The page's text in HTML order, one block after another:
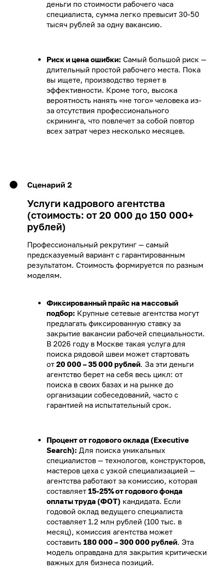
деньги по стоимости рабочего часа
специалиста, сумма легко превысит 30-50
тысяч рублей за одну вакансию.
Риск и цена ошибки: Самый большой риск —
длительный простой рабочего места. Пока
вы ищете, производство теряет в
эффективности. Кроме того, высока
вероятность нанять «не того» человека из-
за отсутствия профессионального
скрининга, что повлечет за собой повтор
всех затрат через несколько месяцев.
Сценарий 2
Услуги кадрового агентства
(стоимость: от 20 000 до 150 000+
рублей)
Профессиональный рекрутинг — самый
предсказуемый вариант с гарантированным
результатом. Стоимость формируется по разным
моделям.
Фиксированный прайс на массовый
подбор: Крупные сетевые агентства могут
предлагать фиксированную ставку за
закрытие вакансии рабочей специальности.
В 2026 году в Москве такая услуга для
поиска рядовой швеи может стартовать
от 20 000 – 35 000 рублей. За эти деньги
агентство берет на себя весь цикл: от
поиска в своих базах и на рынке до
организации собеседований, часто с
гарантией на испытательный срок.
Процент от годового оклада (Executive
Search): Для поиска уникальных
специалистов — технологов, конструкторов,
мастеров цеха с узкой специализацией —
агентства работают за комиссию, которая
составляет 15-25% от годового фонда
оплаты труда (ФОТ) кандидата. Если
годовой оклад ведущего специалиста
составляет 1.2 млн рублей (100 тыс. в
месяц), комиссия агентства может
составить 180 000 – 300 000 рублей. Эта
модель оправдана для закрытия критически
важных для бизнеса позиций.